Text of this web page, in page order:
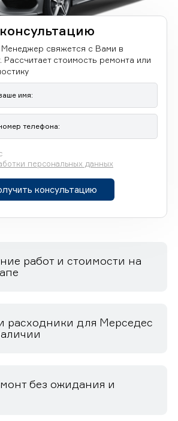
Менеджер свяжется с Вами в
Рассчитает стоимость ремонта или
персональных данных
консультацию
работ и стоимости на
расходники для Мерседес
без ожидания и